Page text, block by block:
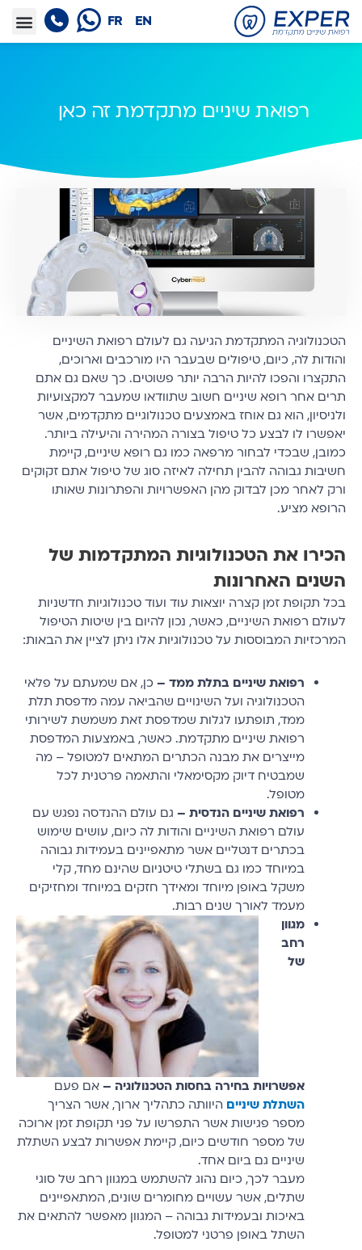
EN
FR
רפואת שיניים מתקדמת זה כאן
הטכנולוגיה המתקדמת הגיעה גם לעולם רפואת השיניים
והודות לה, כיום, טיפולים שבעבר היו מורכבים וארוכים,
התקצרו והפכו להיות הרבה יותר פשוטים. כך שאם גם אתם
תרים אחר רופא שיניים חשוב שתוודאו שמעבר למקצועיות
ולניסיון, הוא גם אוחז באמצעים טכנולוגיים מתקדמים, אשר
יאפשרו לו לבצע כל טיפול בצורה המהירה והיעילה ביותר.
כמובן, שבכדי לבחור מרפאה כמו גם רופא שיניים, קיימת
חשיבות גבוהה להבין תחילה לאיזה סוג של טיפול אתם זקוקים
ורק לאחר מכן לבדוק מהן האפשרויות והפתרונות שאותו
הרופא מציע.
הכירו את הטכנולוגיות המתקדמות של
השנים האחרונות
בכל תקופת זמן קצרה יוצאות עוד ועוד טכנולוגיות חדשניות
לעולם רפואת השיניים, כאשר, נכון להיום בין שיטות הטיפול
המרכזיות המבוססות על טכנולוגיות אלו ניתן לציין את הבאות:
רפואת שיניים בתלת ממד – כן, אם שמעתם על פלאי
הטכנולוגיה ועל השינויים שהביאה עמה מדפסת תלת
ממד, תופתעו לגלות שמדפסת זאת משמשת לשירותי
רפואת שיניים מתקדמת. כאשר, באמצעות המדפסת
מייצרים את מבנה הכתרים המתאים למטופל – מה
שמבטיח דיוק מקסימאלי והתאמה פרטנית לכל
מטופל.
רפואת שיניים הנדסית – גם עולם ההנדסה נפגש עם
עולם רפואת השיניים והודות לה כיום, עושים שימוש
בכתרים דנטליים אשר מתאפיינים בעמידות גבוהה
במיוחד כמו גם בשתלי טיטניום שהינם מחד, קלי
משקל באופן מיוחד ומאידך חזקים במיוחד ומחזיקים
מעמד לאורך שנים רבות.
מגוון
רחב
של
אפשרויות בחירה בחסות הטכנולוגיה – אם פעם
השתלת שיניים היוותה כתהליך ארוך, אשר הצריך
מספר פגישות אשר התפרשו על פני תקופת זמן ארוכה
של מספר חודשים כיום, קיימת אפשרות לבצע השתלת
שיניים גם ביום אחד.
מעבר לכך, כיום נהוג להשתמש במגוון רחב של סוגי
שתלים, אשר עשויים מחומרים שונים, המתאפיינים
באיכות ובעמידות גבוהה – המגוון מאפשר להתאים את
השתל באופן פרטני למטופל.